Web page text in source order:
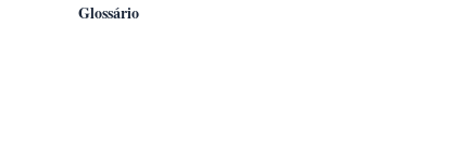
Glossário